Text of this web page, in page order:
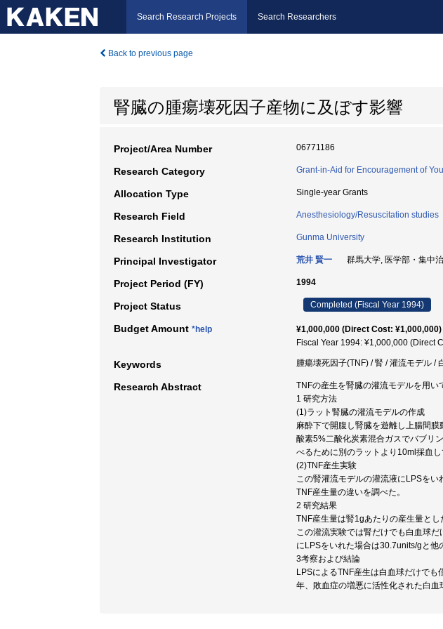
Search Research Projects Search Researchers
Back to previous page
腎臓の腫瘍壊死因子産物に及ぼす影響
Project/Area Number 06771186
Research Category Grant-in-Aid for Encouragement of
Allocation Type Single-year Grants
Research Field Anesthesiology/Resuscitation studies
Research Institution Gunma University
Principal Investigator 荒井 賢一 群馬大学, 医学部・集中
Project Period (FY) 1994
Project Status Completed (Fiscal Year 1994)
Budget Amount *help
¥1,000,000 (Direct Cost: ¥1,000,000)
Fiscal Year 1994: ¥1,000,000 (Direct
Keywords 腫瘍壊死因子(TNF) / 腎 / 灌流モデル /
Research Abstract
TNFの産生を腎臓の灌流モデルを用い
1 研究方法
(1)ラット腎臓の灌流モデルの作成
麻酔下で開腹し腎臓を遊離し上腸間
酸素5%二酸化炭素混合ガスでバブリ
べるために別のラットより10ml採血
(2)TNF産生実験
この腎灌流モデルの灌流液にLPSを
TNF産生量の違いを調べた。
2 研究結果
TNF産生量は腎1gあたりの産生量とし
この灌流実験では腎だけでも白血球
にLPSをいれた場合は30.7units/gと他
3考察および結論
LPSによるTNF産生は白血球だけで
年、敗血症の増悪に活性化された白血